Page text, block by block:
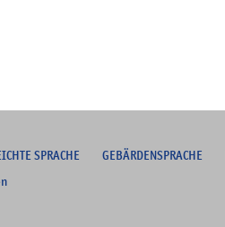
SPRACHE GEBÄRDENSPRACHE